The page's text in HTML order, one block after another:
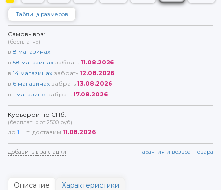
Таблица размеров
Самовывоз:
(бесплатно)
в 8 магазинах
в 58 магазинах забрать 11.08.2026
в 14 магазинах забрать 12.08.2026
в 6 магазинах забрать 13.08.2026
в 1 магазине забрать 17.08.2026
Курьером по СПб:
(бесплатно от 2500 руб)
до 1 шт. доставим 11.08.2026
Добавить в закладки Гарантия и возврат товара
Описание Характеристики